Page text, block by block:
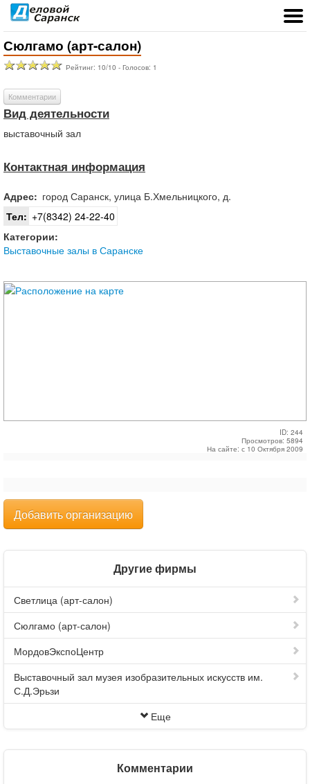
Сюлгамо (арт-салон)
Рейтинг: 10/10 - Голосов: 1
Комментарии
Вид деятельности
выставочный зал
Контактная информация
Адрес: город Саранск, улица Б.Хмельницкого, д.
Тел: +7(8342) 24-22-40
Категории:
Выставочные залы в Саранске
ID: 244
Просмотров: 5894
На сайте: с 10 Октября 2009
Добавить организацию
Другие фирмы
Светлица (арт-салон)
Сюлгамо (арт-салон)
МордовЭкспоЦентр
Выставочный зал музея изобразительных искусств им.
С.Д.Эрьзи
Еще
Комментарии